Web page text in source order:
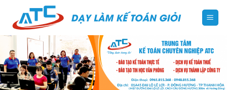
content